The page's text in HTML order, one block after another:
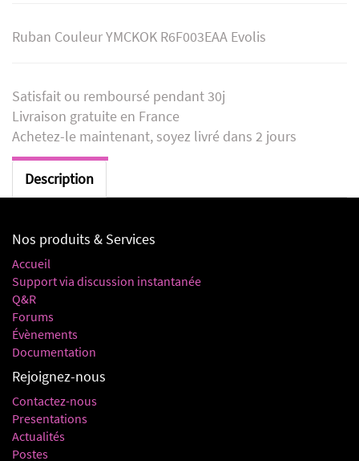
Ruban Couleur YMCKOK R6F003EAA Evolis
Satisfait ou remboursé pendant 30j
Livraison gratuite en France
Achetez-le maintenant, soyez livré dans 2 jours
Description
Nos produits & Services
Accueil
Support via discussion instantanée
Q&R
Forums
Évènements
Documentation
Rejoignez-nous
Contactez-nous
Presentations
Actualités
Postes